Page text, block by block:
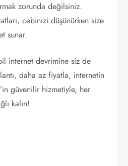
zorunda değilsiniz.
cebinizi düşünürken size
sunar.
internet devrimine siz de
daha az fiyatla, internetin
güvenilir hizmetiyle, her
kalın!